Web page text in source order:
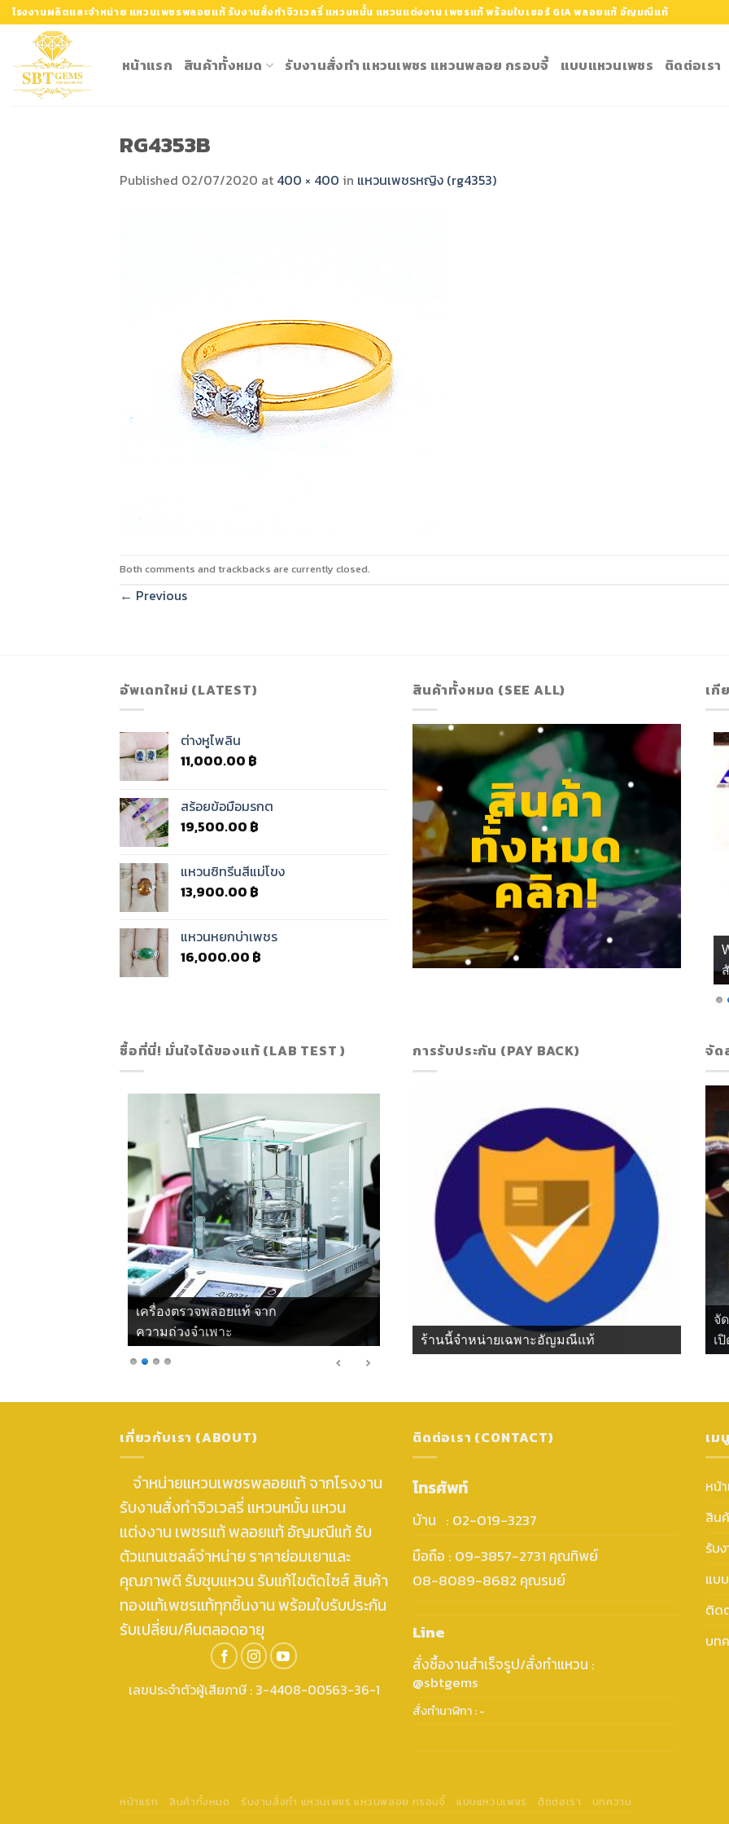
Skip
to
content
โรงงานผลิตและจำหน่าย แหวนเพชรพลอยแท้ รับงานสั่งทำจิวเวลรี่ แหวนหมั้น แหวนแต่งงาน เพชรแท้ พร้อมใบเซอร์ GIA พลอยแท้ อัญมณีแท้
หน้าแรก สินค้าทั้งหมด รับงานสั่งทำ แหวนเพชร แหวนพลอย กรอบจี้ แบบแหวนเพชร ติดต่อเรา
RG4353B
Published 02/07/2020 at 400 × 400 in แหวนเพชรหญิง (rg4353)
Both comments and trackbacks are currently closed.
← Previous
อัพเดทใหม่ (LATEST)
ต่างหูไพลิน
11,000.00 ฿
สร้อยข้อมือมรกต
19,500.00 ฿
แหวนซิทรีนสีแม่โขง
13,900.00 ฿
แหวนหยกบ่าเพชร
16,000.00 ฿
สินค้าทั้งหมด (SEE ALL)
สินค้า
ทั้งหมด
คลิก!
เกี
ซื้อที่นี่! มั่นใจได้ของแท้ (LAB TEST )
เครื่องตรวจพลอยแท้ จาก
ความถ่วงจำเพาะ
การรับประกัน (PAY BACK)
ร้านนี้จำหน่ายเฉพาะอัญมณีแท้
จัด
จั
เ
เกี่ยวกับเรา (ABOUT)
จำหน่ายแหวนเพชรพลอยแท้ จากโรงงาน
รับงานสั่งทำจิวเวลรี่ แหวนหมั้น แหวน
แต่งงาน เพชรแท้ พลอยแท้ อัญมณีแท้ รับ
ตัวแทนเซลล์จำหน่าย ราคาย่อมเยาและ
คุณภาพดี รับชุบแหวน รับแก้ไขตัดไซส์ สินค้า
ทองแท้เพชรแท้ทุกชิ้นงาน พร้อมใบรับประกัน
รับเปลี่ยน/คืนตลอดอายุ
เลขประจำตัวผู้เสียภาษี : 3-4408-00563-36-1
ติดต่อเรา (CONTACT)
โทรศัพท์
บ้าน : 02-019-3237
มือถือ : 09-3857-2731 คุณทิพย์
08-8089-8682 คุณรมย์
Line
สั่งซื้องานสำเร็จรูป/สั่งทำแหวน :
@sbtgems
สั่งทำนาฬิกา : -
เม
หน้
สิน
รับ
แบ
ติด
บท
หน้าแรก สินค้าทั้งหมด รับงานสั่งทำ แหวนเพชร แหวนพลอย กรอบจี้ แบบแหวนเพชร ติดต่อเรา บทความ